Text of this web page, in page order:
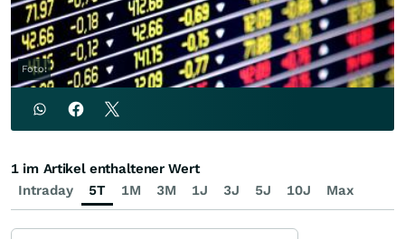
Foto:
Intraday 5T 1M 3M 1J 3J 5J 10J Max
1 im Artikel enthaltener Wert